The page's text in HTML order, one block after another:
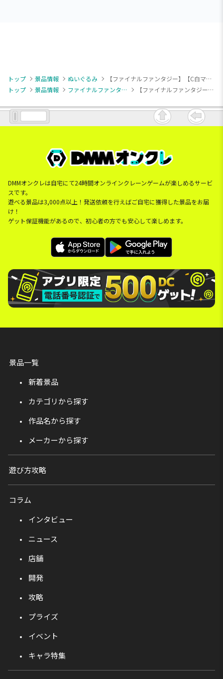
トップ 景品情報 ぬいぐるみ
【ファイナルファンタジー】【C白マント】ファイナルファンタジーXIV ぬいぐるみ 古代人形
トップ
景品情報 ファイナルファンタジー 【ファイナルファンタジー】【C白マント】ファイナルファンタジーXIV ぬいぐるみ 古代人形
DMMオンクレは自宅にて24時間オンラインクレーンゲームが楽しめるサービ
スです。
遊べる景品は3,000点以上！発送依頼を行えばご自宅に獲得した景品をお届
け！
ゲット保証機能があるので、初心者の方でも安心して楽しめます。
景品一覧
新着景品
カテゴリから探す
作品名から探す
メーカーから探す
遊び方攻略
コラム
インタビュー
ニュース
店舗
開発
攻略
プライズ
イベント
キャラ特集